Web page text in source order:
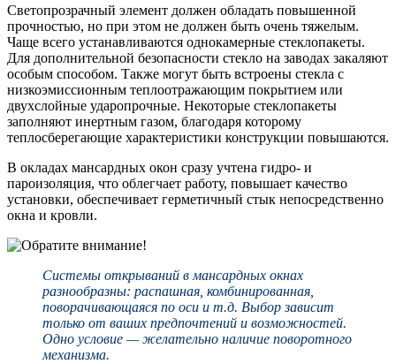
Светопрозрачный элемент должен обладать повышенной
прочностью, но при этом не должен быть очень тяжелым.
Чаще всего устанавливаются однокамерные стеклопакеты.
Для дополнительной безопасности стекло на заводах закаляют
особым способом. Также могут быть встроены стекла с
низкоэмиссионным теплоотражающим покрытием или
двухслойные ударопрочные. Некоторые стеклопакеты
заполняют инертным газом, благодаря которому
теплосберегающие характеристики конструкции повышаются.
В окладах мансардных окон сразу учтена гидро- и
пароизоляция, что облегчает работу, повышает качество
установки, обеспечивает герметичный стык непосредственно
окна и кровли.
Системы открываний в мансардных окнах
разнообразны: распашная, комбинированная,
поворачивающаяся по оси и т.д. Выбор зависит
только от ваших предпочтений и возможностей.
Одно условие — желательно наличие поворотного
механизма.